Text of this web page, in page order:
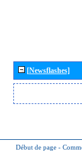
[Newsflashes]
Début de page -